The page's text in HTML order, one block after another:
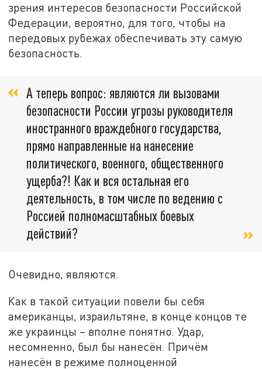
зрения интересов безопасности Российской
Федерации, вероятно, для того, чтобы на
передовых рубежах обеспечивать эту самую
безопасность.
А теперь вопрос: являются ли вызовами
безопасности России угрозы руководителя
иностранного враждебного государства,
прямо направленные на нанесение
политического, военного, общественного
ущерба?! Как и вся остальная его
деятельность, в том числе по ведению с
Россией полномасштабных боевых
действий?
Очевидно, являются.
Как в такой ситуации повели бы себя
американцы, израильтяне, в конце концов те
же украинцы – вполне понятно. Удар,
несомненно, был бы нанесён. Причём
нанесён в режиме полноценной